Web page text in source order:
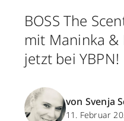
BOSS The
mit Maninka &
jetzt bei YBPN!
von Svenja
11. Februar